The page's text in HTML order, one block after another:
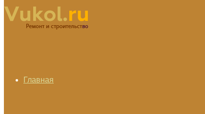
Главная